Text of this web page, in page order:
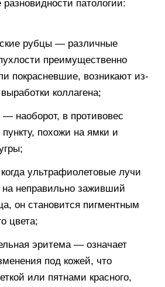
патологии:
рубцы — различные
преимущественно
покрасневшие, возникают из-
коллагена;
наоборот, в противовес
похожи на ямки и
ультрафиолетовые лучи
на неправильно заживший
он становится пигментным
цвета;
эритема — означает
под кожей, что
или пятнами красного,